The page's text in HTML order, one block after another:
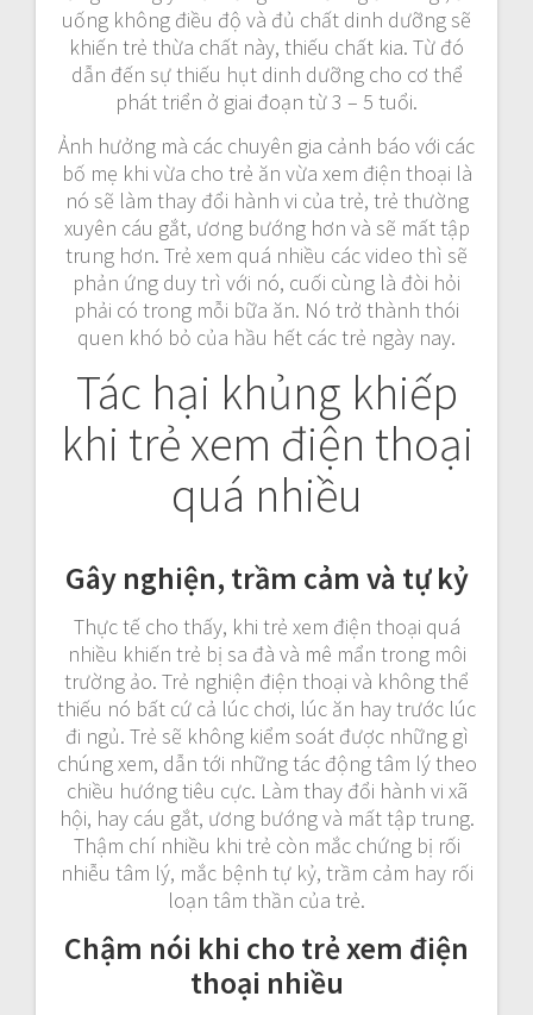
uống không điều độ và đủ chất dinh dưỡng sẽ
khiến trẻ thừa chất này, thiếu chất kia. Từ đó
dẫn đến sự thiếu hụt dinh dưỡng cho cơ thể
phát triển ở giai đoạn từ 3 – 5 tuổi.
Ảnh hưởng mà các chuyên gia cảnh báo với các
bố mẹ khi vừa cho trẻ ăn vừa xem điện thoại là
nó sẽ làm thay đổi hành vi của trẻ, trẻ thường
xuyên cáu gắt, ương bướng hơn và sẽ mất tập
trung hơn. Trẻ xem quá nhiều các video thì sẽ
phản ứng duy trì với nó, cuối cùng là đòi hỏi
phải có trong mỗi bữa ăn. Nó trở thành thói
quen khó bỏ của hầu hết các trẻ ngày nay.
Tác hại khủng khiếp
khi trẻ xem điện thoại
quá nhiều
Gây nghiện, trầm cảm và tự kỷ
Thực tế cho thấy, khi trẻ xem điện thoại quá
nhiều khiến trẻ bị sa đà và mê mẩn trong môi
trường ảo. Trẻ nghiện điện thoại và không thể
thiếu nó bất cứ cả lúc chơi, lúc ăn hay trước lúc
đi ngủ. Trẻ sẽ không kiểm soát được những gì
chúng xem, dẫn tới những tác động tâm lý theo
chiều hướng tiêu cực. Làm thay đổi hành vi xã
hội, hay cáu gắt, ương bướng và mất tập trung.
Thậm chí nhiều khi trẻ còn mắc chứng bị rối
nhiễu tâm lý, mắc bệnh tự kỷ, trầm cảm hay rối
loạn tâm thần của trẻ.
Chậm nói khi cho trẻ xem điện
thoại nhiều